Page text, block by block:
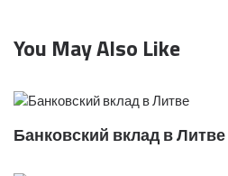
You May Also Like
Банковский вклад в Литве